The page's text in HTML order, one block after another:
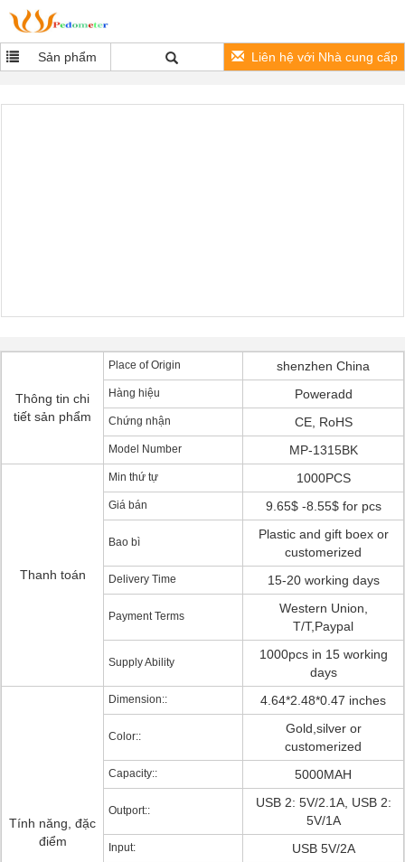
Sản phẩm Liên hệ với Nhà cung cấp
Thông tin chi
tiết sản phẩm
Place of Origin shenzhen China
Hàng hiệu Poweradd
Chứng nhận CE, RoHS
Model Number MP-1315BK
Thanh toán
Min thứ tự 1000PCS
Giá bán 9.65$ -8.55$ for pcs
Bao bì
Plastic and gift boex or
customerized
Delivery Time 15-20 working days
Payment Terms
Western Union,
T/T,Paypal
Supply Ability
1000pcs in 15 working
days
Tính năng, đặc
điểm
Dimension:: 4.64*2.48*0.47 inches
Color::
Gold,silver or
customerized
Capacity:: 5000MAH
Outport::
USB 2: 5V/2.1A, USB 2:
5V/1A
Input: USB 5V/2A